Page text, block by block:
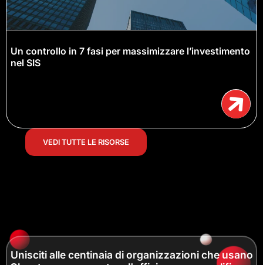
Un controllo in 7 fasi per massimizzare l’investimento
nel SIS
VEDI TUTTE LE RISORSE
Unisciti alle centinaia di organizzazioni che usano